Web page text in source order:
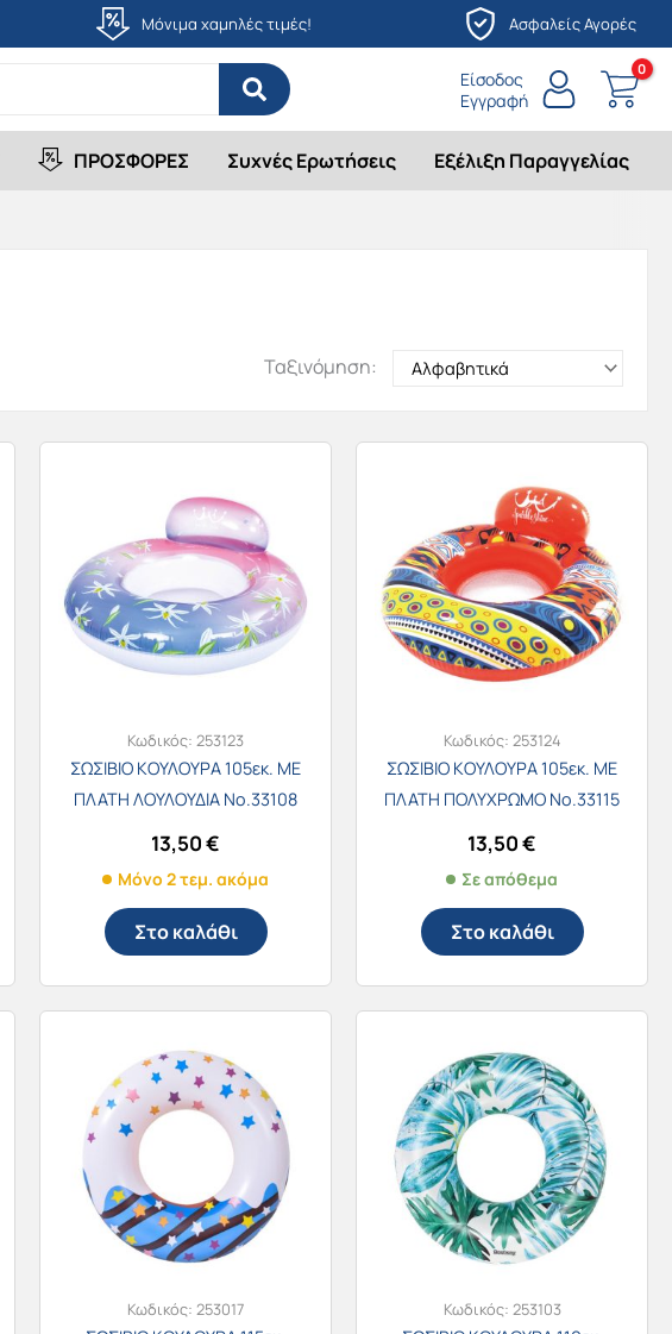
Μόνιμα χαμηλές τιμές! Ασφαλείς Αγορές
Είσοδος
Εγγραφή
ΠΡΟΣΦΟΡΕΣ Συχνές Ερωτήσεις Εξέλιξη Παραγγελίας
Ταξινόμηση:
Κωδικός:253123
ΣΩΣΙΒΙΟ ΚΟΥΛΟΥΡΑ 105εκ. ΜΕ
ΠΛΑΤΗ ΛΟΥΛΟΥΔΙΑ Νο.33108
13,50€
Μόνο 2 τεμ. ακόμα
Στο καλάθι
Κωδικός: 253124
ΣΩΣΙΒΙΟ ΚΟΥΛΟΥΡΑ 105εκ. ΜΕ
ΠΛΑΤΗ ΠΟΛΥΧΡΩΜΟ Νο.33115
13,50€
Σε απόθεμα
Στο καλάθι
Κωδικός:253017 Κωδικός: 253103